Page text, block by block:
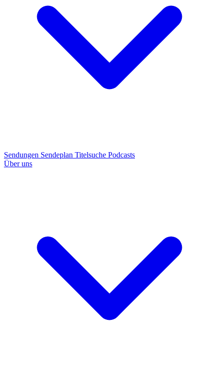
Sendungen Sendeplan Titelsuche Podcasts
Über uns